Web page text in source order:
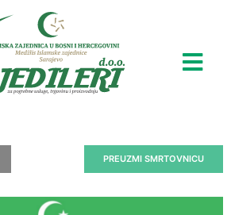
PREUZMI SMRTOVNICU